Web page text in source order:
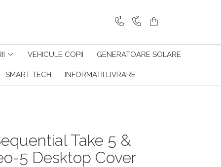
1 2
VEHICULE COPII GENERATOARE SOLARE
SMART TECH INFORMATII LIVRARE
Take 5 &
5 Desktop Cover